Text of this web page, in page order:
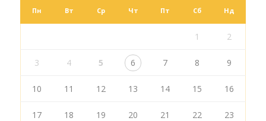
Пн Вт Ср Чт Пт Сб Нд
1 2
3 4 5 6 7 8 9
10 11 12 13 14 15 16
17 18 19 20 21 22 23